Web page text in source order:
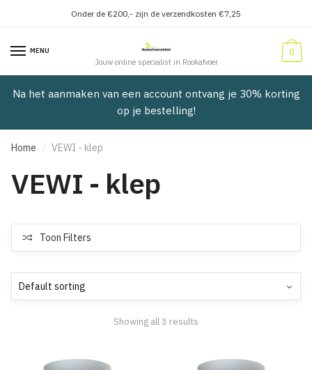
navigatie
inhoud
Onder de €200,- zijn de verzendkosten €7,25
MENU
Jouw online specialist in Rookafvoer
0
Na het aanmaken van een account ontvang je 30% korting
op je bestelling!
Home / VEWI - klep
VEWI - klep
Toon Filters
Showing all 3 results